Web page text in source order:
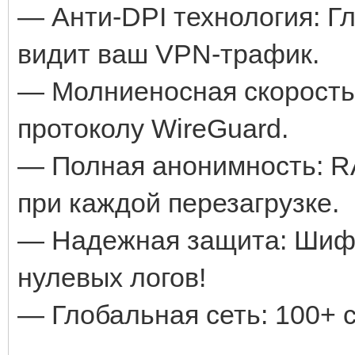
— Анти-DPI технология:
видит ваш VPN-трафик.
— Молниеносная
протоколу WireGuard.
— Полная анонимность:
при каждой перезагрузке.
— Надежная защита:
нулевых логов!
— Глобальная сеть: 100+